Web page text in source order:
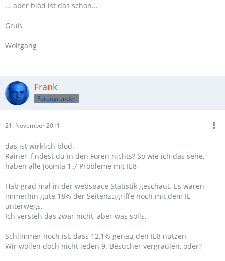
... aber blöd ist das schon...
Gruß
Wolfgang
Frank
Forengründer
21. November 2011
das ist wirklich blöd.
Rainer, findest du in den Foren nichts? So wie ich das sehe,
haben alle Joomla 1.7 Probleme mit IE8
Hab grad mal in der webspace Statistik geschaut. Es waren
immerhin gute 18% der Seitenzugriffe noch mit dem IE
unterwegs.
Ich versteh das zwar nicht, aber was solls.
Schlimmer noch ist, dass 12,1% genau den IE8 nutzen
Wir wollen doch nicht jeden 9. Besucher vergraulen, oder?